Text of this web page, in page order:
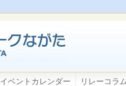
イベントカレンダー リレーコラム